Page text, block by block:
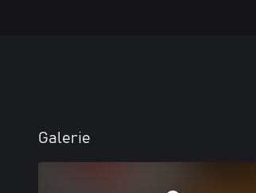
Galerie